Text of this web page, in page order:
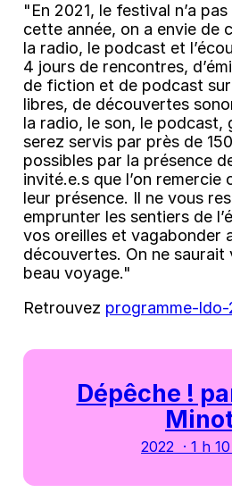
"En 2021, le festival n’a
cette année, on a envie de
la radio, le podcast et
4 jours de rencontres,
de fiction et de podcast sur
libres, de découvertes
la radio, le son, le podcast,
serez servis par près de
possibles par la présence
invité.e.s que l’on remercie
leur présence. Il ne vous
emprunter les sentiers de
vos oreilles et vagabonder
découvertes. On ne saurait
beau voyage."
Retrouvez programme-
Dépêche !
2022 · 1 h